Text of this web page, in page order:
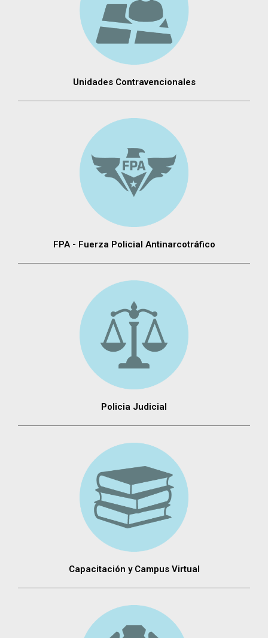
Unidades Contravencionales
FPA - Fuerza Policial Antinarcotráfico
Policia Judicial
Capacitación y Campus Virtual